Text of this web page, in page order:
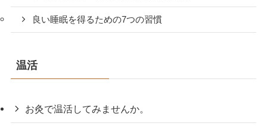
良い睡眠を得るための7つの習慣
温活
お灸で温活してみませんか。